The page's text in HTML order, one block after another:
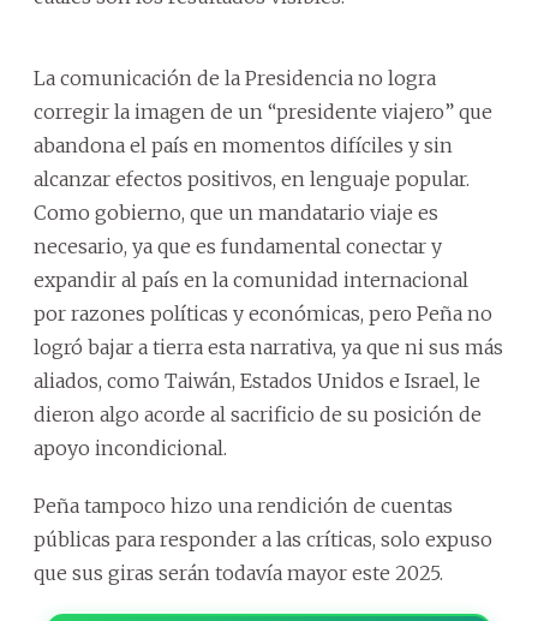
La comunicación de la Presidencia no logra
corregir la imagen de un “presidente viajero” que
abandona el país en momentos difíciles y sin
alcanzar efectos positivos, en lenguaje popular.
Como gobierno, que un mandatario viaje es
necesario, ya que es fundamental conectar y
expandir al país en la comunidad internacional
por razones políticas y económicas, pero Peña no
logró bajar a tierra esta narrativa, ya que ni sus más
aliados, como Taiwán, Estados Unidos e Israel, le
dieron algo acorde al sacrificio de su posición de
apoyo incondicional.
Peña tampoco hizo una rendición de cuentas
públicas para responder a las críticas, solo expuso
que sus giras serán todavía mayor este 2025.